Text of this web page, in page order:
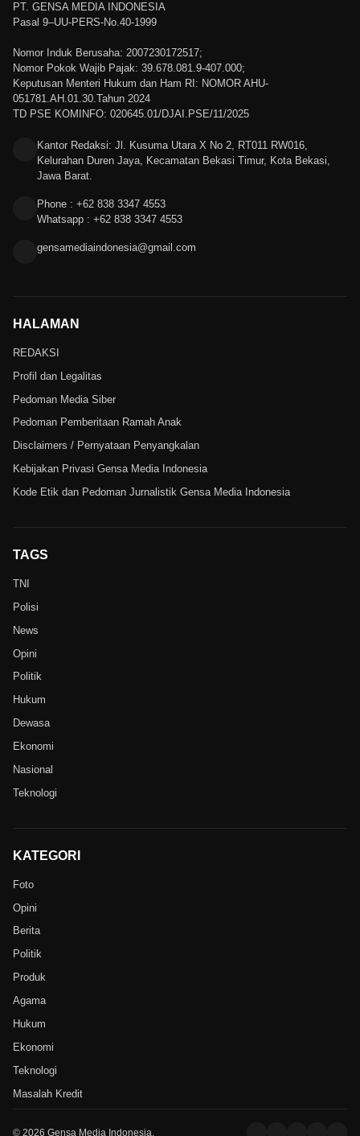
PT. GENSA MEDIA INDONESIA
Pasal 9–UU-PERS-No.40-1999
Nomor Induk Berusaha: 2007230172517;
Nomor Pokok Wajib Pajak: 39.678.081.9-407.000;
Keputusan Menteri Hukum dan Ham RI: NOMOR AHU-
051781.AH.01.30.Tahun 2024
TD PSE KOMINFO: 020645.01/DJAI.PSE/11/2025
Kantor Redaksi: Jl. Kusuma Utara X No 2, RT011 RW016,
Kelurahan Duren Jaya, Kecamatan Bekasi Timur, Kota Bekasi,
Jawa Barat.
Phone : +62 838 3347 4553
Whatsapp : +62 838 3347 4553
gensamediaindonesia@gmail.com
HALAMAN
REDAKSI
Profil dan Legalitas
Pedoman Media Siber
Pedoman Pemberitaan Ramah Anak
Disclaimers / Pernyataan Penyangkalan
Kebijakan Privasi Gensa Media Indonesia
Kode Etik dan Pedoman Jurnalistik Gensa Media Indonesia
TAGS
TNI
Polisi
News
Opini
Politik
Hukum
Dewasa
Ekonomi
Nasional
Teknologi
KATEGORI
Foto
Opini
Berita
Politik
Produk
Agama
Hukum
Ekonomi
Teknologi
Masalah Kredit
© 2026 Gensa Media Indonesia.